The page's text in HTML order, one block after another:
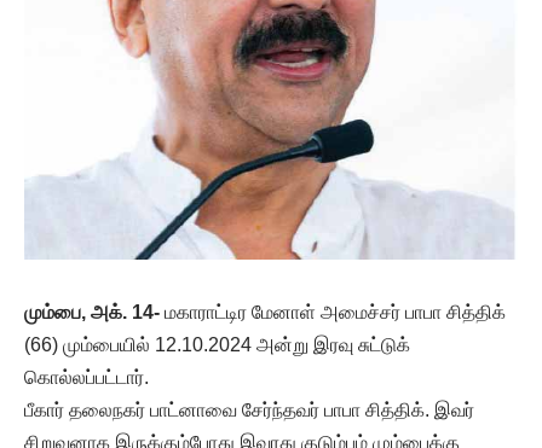
மும்பை, அக். 14- மகாராட்டிர மேனாள் அமைச்சர் பாபா சித்திக்
(66) மும்பையில் 12.10.2024 அன்று இரவு சுட்டுக்
கொல்லப்பட்டார்.
பீகார் தலைநகர் பாட்னாவை சேர்ந்தவர் பாபா சித்திக். இவர்
சிறுவனாக இருக்கும்போது இவரது குடும்பம் மும்பைக்கு